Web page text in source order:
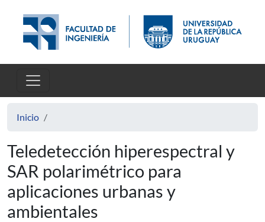
Inicio
Teledetección hiperespectral y
SAR polarimétrico para
aplicaciones urbanas y
ambientales